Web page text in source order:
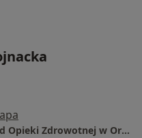
Samodzielny Publiczny Zakład Opieki Zdrowotnej w Orońsku